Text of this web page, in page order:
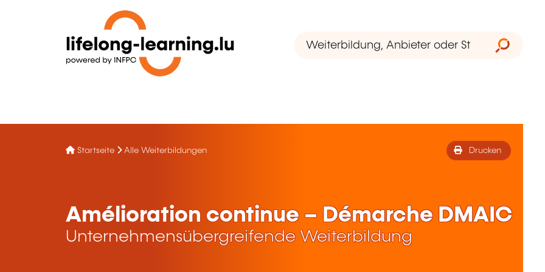
Startseite Alle Weiterbildungen Drucken
Amélioration continue – Démarche DMAIC
Unternehmensübergreifende Weiterbildung